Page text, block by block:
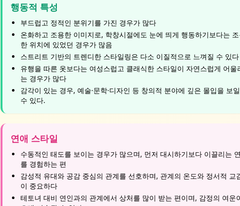
행동적 특성
부드럽고 정적인 분위기를 가진 경우가 많다
온화하고 조용한 이미지로, 학창시절에도 눈에 띄게 행동하기보다는
한 위치에 있었던 경우가 많음
스트리트 기반의 트렌디한 스타일링은 다소 이질적으로 느껴질 수 있다
유행을 따른 옷보다는 여성스럽고 클래식한 스타일이 자연스럽게 어울
는 경우가 많다
감각이 있는 경우, 예술·문학·디자인 등 창의적 분야에 깊은 몰입을 보일
수 있다.
연애 스타일
수동적인 태도를 보이는 경우가 많으며, 먼저 대시하기보다 이끌리는
를 경험하는 편
감성적 유대와 공감 중심의 관계를 선호하며, 관계의 온도와 정서적 교
이 중요하다
테토녀 대비 연인과의 관계에서 상처를 많이 받는 편이며, 감정의 여운